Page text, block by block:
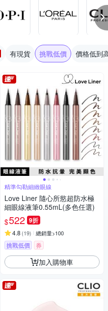
有現貨 挑戰低價 價格低到
精準勾勒細緻眼線
Love Liner 隨心所慾超防水極
細眼線液筆0.55mL(多色任選)
$522 9折
4.8 (19) 總銷量>100
挑戰低價 券
加入購物車